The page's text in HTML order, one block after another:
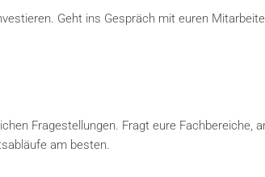
Geht ins Gespräch mit euren
Fragestellungen. Fragt eure Fachbereiche,
am besten.